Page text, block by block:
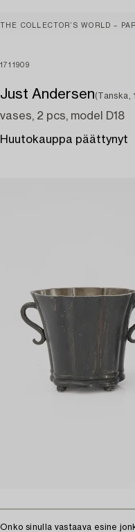
THE COLLECTOR’S WORLD –
1711909
Just Andersen(Tanska,
vases, 2 pcs, model D18
Huutokauppa päättynyt
Onko sinulla vastaava esine